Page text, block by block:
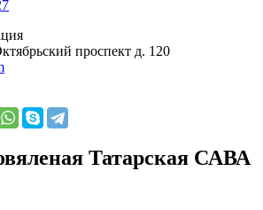
проспект д. 120
Татарская САВА